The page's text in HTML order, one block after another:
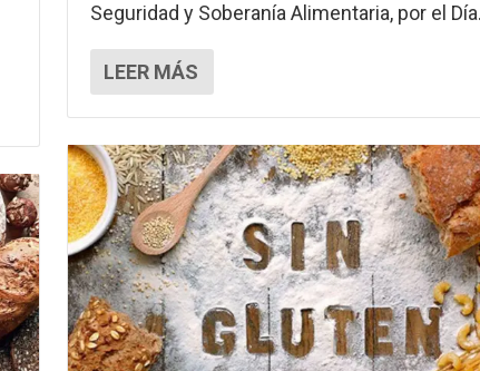
Seguridad y Soberanía Alimentaria, por el
LEER MÁS